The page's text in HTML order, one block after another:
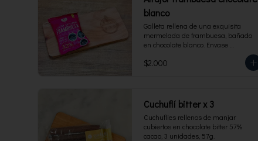
blanco
Galleta rellena de una exquisita
mermelada de frambuesa, bañado
en chocolate blanco. Envase
$2.000
Cuchuflí bitter x 3
Cuchuflies rellenos de manjar
cubiertos en chocolate bitter 57%
cacao, 3 unidades, 57g.